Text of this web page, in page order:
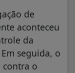
de
aconteceu
da
seguida, o
contra o